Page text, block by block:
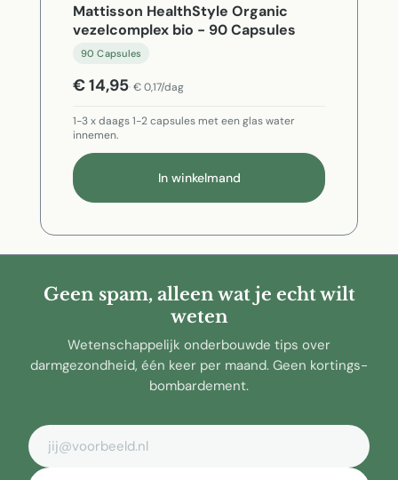
Mattisson HealthStyle Organic
vezelcomplex bio - 90 Capsules
90 Capsules
€ 14,95 € 0,17/dag
1-3 x daags 1-2 capsules met een glas water
innemen.
In winkelmand
Geen spam, alleen wat je echt wilt
weten
Wetenschappelijk onderbouwde tips over
darmgezondheid, één keer per maand. Geen kortings-
bombardement.
E-mailadres